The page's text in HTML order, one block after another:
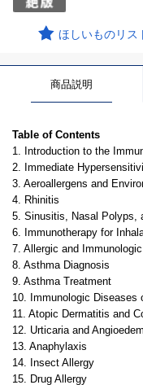
ほしいものリス
商品説明
Table of Contents
1. Introduction to the
2. Immediate
3. Aeroallergens and
4. Rhinitis
5. Sinusitis, Nasal Polyps,
6. Immunotherapy for
7. Allergic and
8. Asthma Diagnosis
9. Asthma Treatment
10. Immunologic Diseases
11. Atopic Dermatitis and
12. Urticaria and
13. Anaphylaxis
14. Insect Allergy
15. Drug Allergy